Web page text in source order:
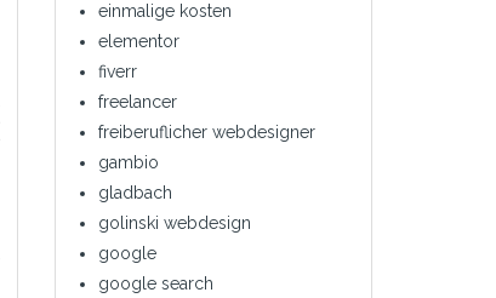
einmalige kosten
elementor
fiverr
freelancer
freiberuflicher webdesigner
gambio
gladbach
golinski webdesign
google
google search